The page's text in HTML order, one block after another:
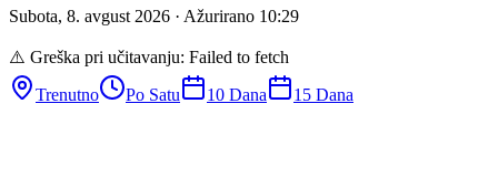
Subota, 8. avgust 2026 · Ažurirano 10:29
⚠️ Greška pri učitavanju: Failed to fetch
Trenutno
Po Satu 10 Dana 15 Dana